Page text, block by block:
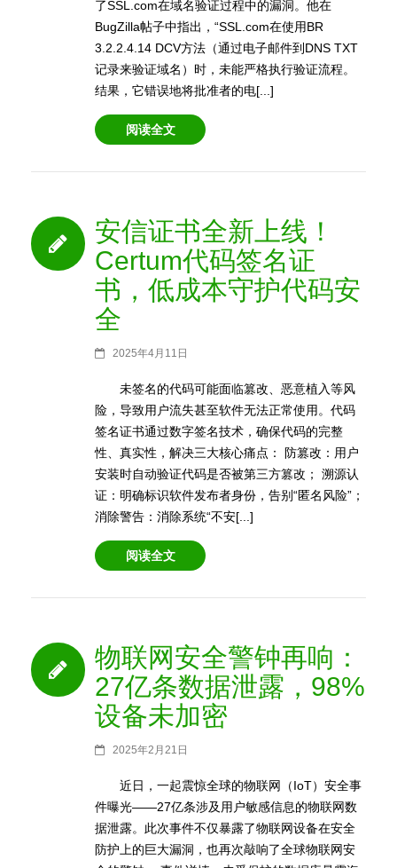
了SSL.com在域名验证过程中的漏洞。他在
BugZilla帖子中指出，“SSL.com在使用BR
3.2.2.4.14 DCV方法（通过电子邮件到DNS TXT
记录来验证域名）时，未能严格执行验证流程。
结果，它错误地将批准者的电[...]
阅读全文
安信证书全新上线！
Certum代码签名证
书，低成本守护代码安
全
2025年4月11日
未签名的代码可能面临篡改、恶意植入等风
险，导致用户流失甚至软件无法正常使用。代码
签名证书通过数字签名技术，确保代码的完整
性、真实性，解决三大核心痛点： 防篡改：用户
安装时自动验证代码是否被第三方篡改； 溯源认
证：明确标识软件发布者身份，告别“匿名风险”；
消除警告：消除系统“不安[...]
阅读全文
物联网安全警钟再响：
27亿条数据泄露，98%
设备未加密
2025年2月21日
近日，一起震惊全球的物联网（IoT）安全事
件曝光——27亿条涉及用户敏感信息的物联网数
据泄露。此次事件不仅暴露了物联网设备在安全
防护上的巨大漏洞，也再次敲响了全球物联网安